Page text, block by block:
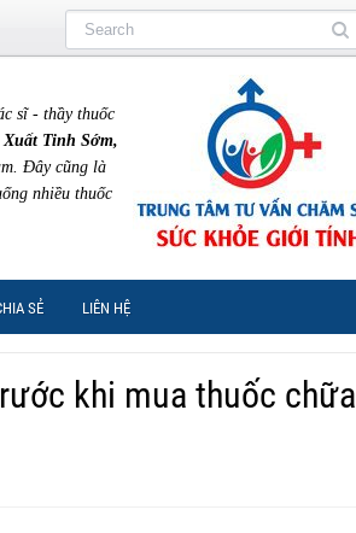
sĩ - thầy thuốc
Tinh Sớm,
Đây cũng là
nhiều thuốc
SẺ LIÊN HỆ
khi mua thuốc chữa